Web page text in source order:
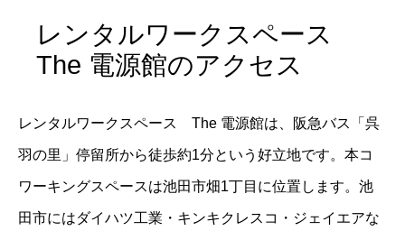
レンタルワークスペース
The 電源館のアクセス
レンタルワークスペース The 電源館は、阪急バス「呉
羽の里」停留所から徒歩約1分という好立地です。本コ
ワーキングスペースは池田市畑1丁目に位置します。池
田市にはダイハツ工業・キンキクレスコ・ジェイエアな